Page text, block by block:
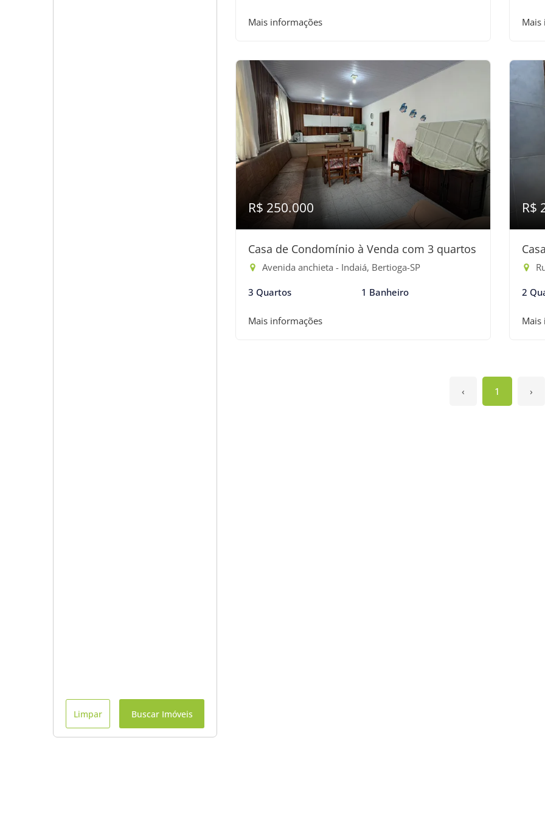
Limpar Buscar Imóveis
Mais informações Mais
R$ 250.000
Casa de Condomínio à Venda com 3 quartos
Avenida anchieta - Indaiá, Bertioga-SP
3 Quartos 1 Banheiro
Mais informações
R$
2
Mais
‹ 1 ›